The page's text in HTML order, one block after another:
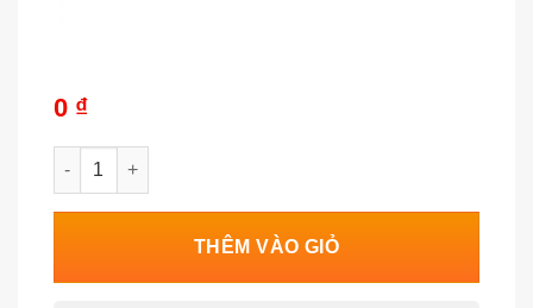
0 ₫
Camera DS-2CD2621G0-I số lượng
THÊM VÀO GIỎ